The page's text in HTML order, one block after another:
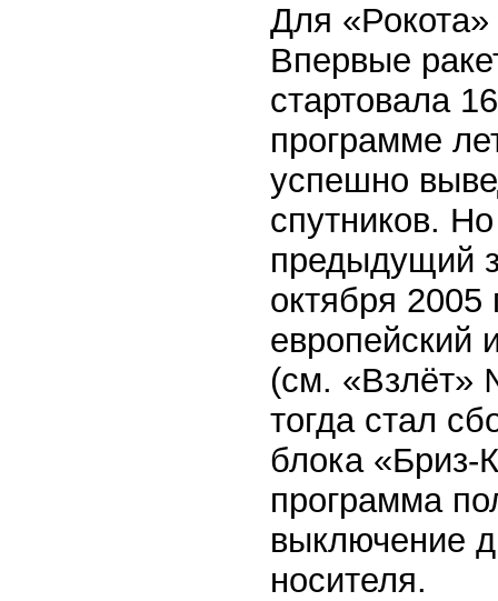
Для
Впервые
стартовала
программе
успешно
спутников.
предыдущий
октября 2005
европейский
(см. «Взлёт»
тогда стал
блока «Бриз-
программа
выключение
носителя.